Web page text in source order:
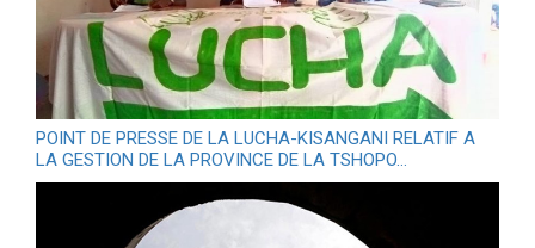
POINT DE PRESSE DE LA LUCHA-KISANGANI RELATIF A
LA GESTION DE LA PROVINCE DE LA TSHOPO…